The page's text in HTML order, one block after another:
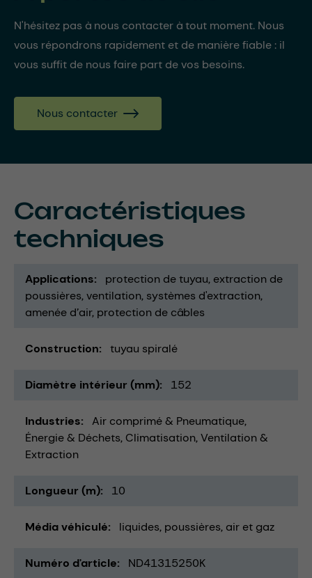
N'hésitez pas à nous contacter à tout moment. Nous
vous répondrons rapidement et de manière fiable : il
vous suffit de nous faire part de vos besoins.
Nous contacter
Caractéristiques
techniques
Applications protection de tuyau extraction de
poussières ventilation systèmes d'extraction
amenée d’air protection de câbles
Construction tuyau spiralé
Diamètre intérieur (mm) 152
Industries
Air comprimé & Pneumatique
Énergie & Déchets Climatisation, Ventilation &
Extraction
Longueur (m) 10
Média véhiculé liquides poussières air et gaz
Numéro d'article ND41315250K